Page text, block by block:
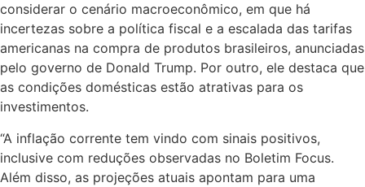
considerar o cenário macroeconômico, em que há
incertezas sobre a política fiscal e a escalada das tarifas
americanas na compra de produtos brasileiros, anunciadas
pelo governo de Donald Trump. Por outro, ele destaca que
as condições domésticas estão atrativas para os
investimentos.
“A inflação corrente tem vindo com sinais positivos,
inclusive com reduções observadas no Boletim Focus.
Além disso, as projeções atuais apontam para uma